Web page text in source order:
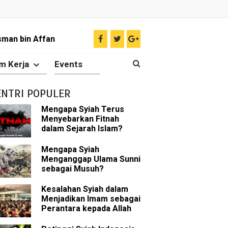
bin Affan
Bakar
Akal dalam Islam
Mahdi
Imam
Kerja Events
POPULER
Mengapa Syiah Terus
Menyebarkan Fitnah
dalam Sejarah Islam?
Mengapa Syiah
Menganggap Ulama Sunni
sebagai Musuh?
Kesalahan Syiah dalam
Menjadikan Imam sebagai
Perantara kepada Allah